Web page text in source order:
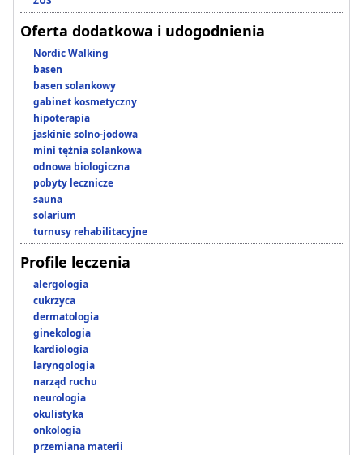
Oferta dodatkowa i udogodnienia
Nordic Walking
basen
basen solankowy
gabinet kosmetyczny
hipoterapia
jaskinie solno-jodowa
mini tężnia solankowa
odnowa biologiczna
pobyty lecznicze
sauna
solarium
turnusy rehabilitacyjne
Profile leczenia
alergologia
cukrzyca
dermatologia
ginekologia
kardiologia
laryngologia
narząd ruchu
neurologia
okulistyka
onkologia
przemiana materii